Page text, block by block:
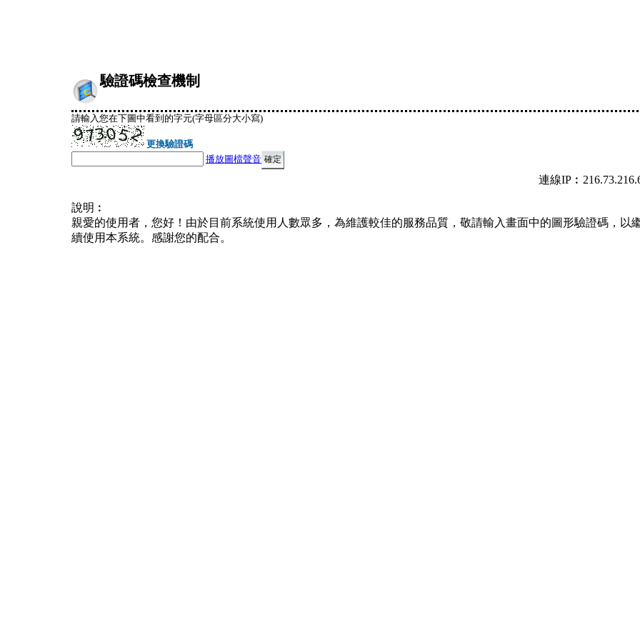
驗證碼檢查機制
請輸入您在下圖中看到的字元(字母區分大小寫)
更換驗證碼
播放圖檔聲音
連線
說明︰
親愛的使用者，您好！由於目前系統使用人數眾多，為維護較佳的服務品質，敬請輸入畫面中的圖形驗證碼，以
續使用本系統。感謝您的配合。